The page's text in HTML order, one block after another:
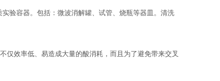
验容器。包括：微波消解罐、试管、烧瓶等器皿。清洗
仅效率低、易造成大量的酸消耗，而且为了避免带来交叉